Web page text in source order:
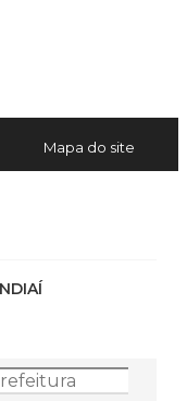
Mapa do site